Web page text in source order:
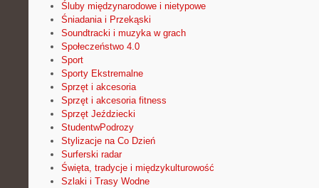
Śluby międzynarodowe i nietypowe
Śniadania i Przekąski
Soundtracki i muzyka w grach
Społeczeństwo 4.0
Sport
Sporty Ekstremalne
Sprzęt i akcesoria
Sprzęt i akcesoria fitness
Sprzęt Jeździecki
StudentwPodrozy
Stylizacje na Co Dzień
Surferski radar
Święta, tradycje i międzykulturowość
Szlaki i Trasy Wodne